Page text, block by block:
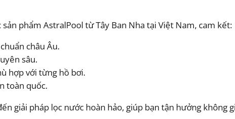
phẩm AstralPool từ Tây Ban Nha tại Việt Nam, cam kết:
châu Âu.
sâu.
hợp với từng hồ bơi.
toàn quốc.
giải pháp lọc nước hoàn hảo, giúp bạn tận hưởng không